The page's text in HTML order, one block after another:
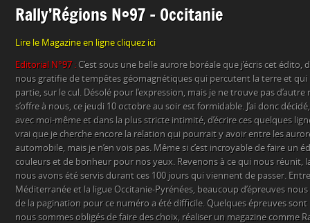
Rally’Régions N°97 – Occitanie
Lire le Magazine en ligne cliquez ici
Editorial N°97 : C’est sous une belle aurore boréale que j’écris cet
nous gratifie de tempêtes géomagnétiques qui percutent la terre et qui
partie, sur le cul. Désolé pour l’expression, mais je ne trouve pas
s’offre à nous, ce jeudi 10 octobre au soir est formidable. J’ai donc
avec moi-même et dans la plus stricte intimité, d’écrire ces quelques
vrai que je cherche encore la relation qui pourrait y avoir entre les
automobile, mais je n’en vois pas. Même si c’est incroyable de faire un
couleurs et de bonheur pour nos yeux. Revenons à ce qui nous réunit,
nous avons été servis durant ces 100 jours qui viennent de passer.
Méditerranée et la ligue Occitanie-Pyrénées, beaucoup d’épreuves
de la pagination pour ce numéro a été difficile. Quelques épreuves sont
nous sommes obligés de faire des choix, réaliser un magazine comme